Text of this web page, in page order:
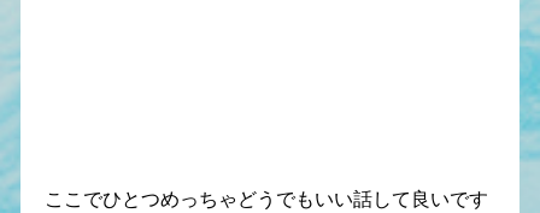
ここでひとつめっちゃどうでもいい話して良いです